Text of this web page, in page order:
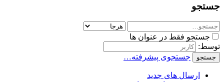
جستجو
جستجو فقط در عنوان ها
توسط:
جستجو جستجوی پیشرفته…
ارسال های جدید